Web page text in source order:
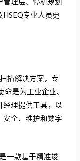
专业人员更
描解决方案，专
命是为工业企业、
经理提供工具，以
安全、维护和数字
一款基于精准竣